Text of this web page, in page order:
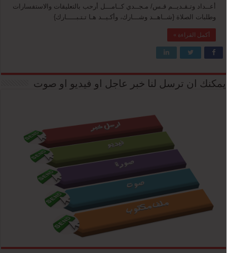
أعــداد وتـقـديــم قـس/ مـجــدي كــامـــل أرحب بالتعليقات والاستفسارات
وطلبات الصلاة {شــاهــد وشـــارك، وأكـيــد هـا تـتـبـــــارك}
أكمل القراءة »
يمكنك ان ترسل لنا خبر عاجل او فيديو او صوت